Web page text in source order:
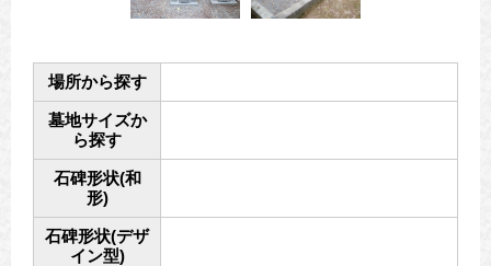
場所から探す
墓地サイズか
ら探す
石碑形状(和
形)
石碑形状(デザ
イン型)